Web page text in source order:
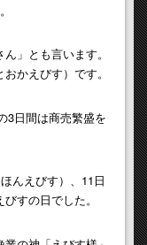
」とも言います。
かえびす）です。
3日間は商売繁盛を
んえびす）、11日
すの日でした。